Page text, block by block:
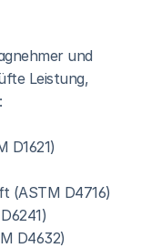
und
Leistung,
D1621)
(ASTM D4716)
D4632)